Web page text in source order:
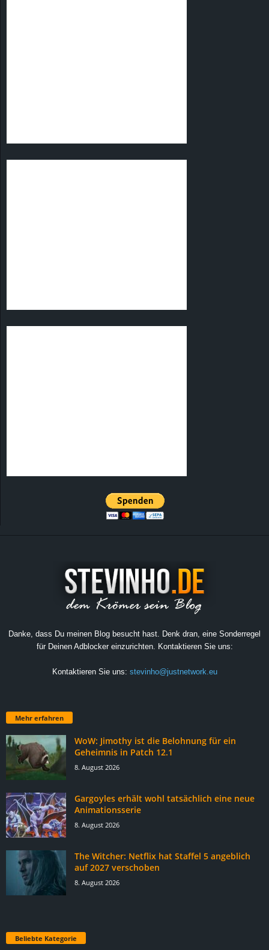
Danke, dass Du meinen Blog besucht hast. Denk dran, eine Sonderregel
für Deinen Adblocker einzurichten. Kontaktieren Sie uns:
Kontaktieren Sie uns: stevinho@justnetwork.eu
Mehr erfahren
WoW: Jimothy ist die Belohnung für ein
Geheimnis in Patch 12.1
8. August 2026
Gargoyles erhält wohl tatsächlich eine neue
Animationsserie
8. August 2026
The Witcher: Netflix hat Staffel 5 angeblich
auf 2027 verschoben
8. August 2026
Beliebte Kategorie